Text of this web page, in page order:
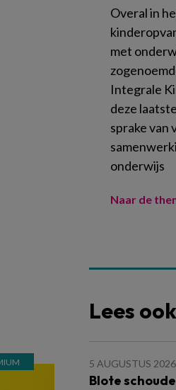
Overal in
met
Integrale
deze
sprake van
onderwijs
Naar de
Lees ook
5 AUGUSTUS 2026
Blote